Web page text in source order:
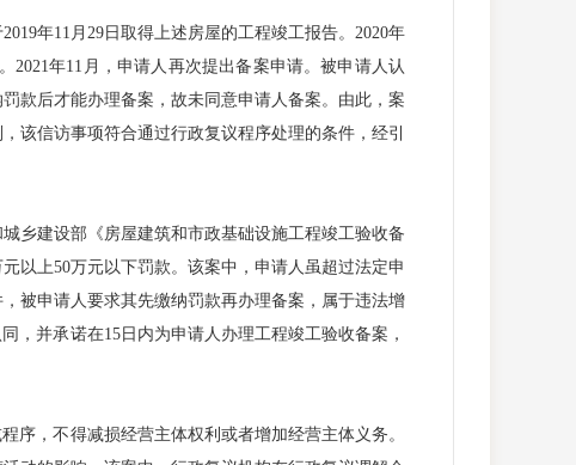
年11月29日取得上述房屋的工程竣工报告。2020年
年11月，申请人再次提出备案申请。被申请人认
款后才能办理备案，故未同意申请人备案。由此，案
该信访事项符合通过行政复议程序处理的条件，经引
建设部《房屋建筑和市政基础设施工程竣工验收备
以上50万元以下罚款。该案中，申请人虽超过法定申
被申请人要求其先缴纳罚款再办理备案，属于违法增
，并承诺在15日内为申请人办理工程竣工验收备案，
，不得减损经营主体权利或者增加经营主体义务。